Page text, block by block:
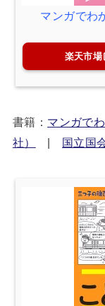
マンガでわ
楽天市場
書籍： マンガで
社）
国立国